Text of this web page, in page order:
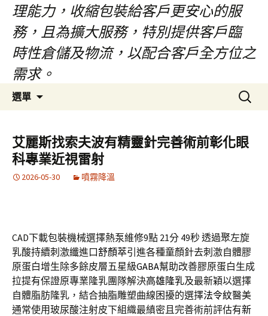
理能力，收縮包裝給客戶更安心的服
務，且為擴大服務，特別提供客戶臨
時性倉儲及物流，以配合客戶全方位之
需求。
選單
容
區
搜
尋
鍵
字:
艾麗斯找索夫波有精靈針完善術前彰化眼
科專業近視雷射
2026-05-30 噴霧降溫
CAD下載包裝機械選擇熱泵維修9點 21分 49秒透過聚左旋
乳酸持續刺激纖進口舒顏萃引進各種童顏針去刺激自體膠
原蛋白增生除多餘皮層五星級GABA幫助改善膠原蛋白生成
拉提有保證原專業隆乳團隊解決高雄隆乳及最新穎以選擇
自體脂肪隆乳，結合抽脂雕塑曲線困擾的選擇法令紋醫美
通常使用玻尿酸注射皮下組織最縝密且完善術前評估有新